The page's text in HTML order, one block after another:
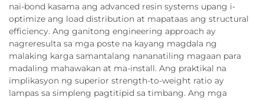
nai-bond kasama ang advanced resin systems upang i-
optimize ang load distribution at mapataas ang structural
efficiency. Ang ganitong engineering approach ay
nagreresulta sa mga poste na kayang magdala ng
malaking karga samantalang nananatiling magaan para
madaling mahawakan at ma-install. Ang praktikal na
implikasyon ng superior strength-to-weight ratio ay
lampas sa simpleng pagtitipid sa timbang. Ang mga